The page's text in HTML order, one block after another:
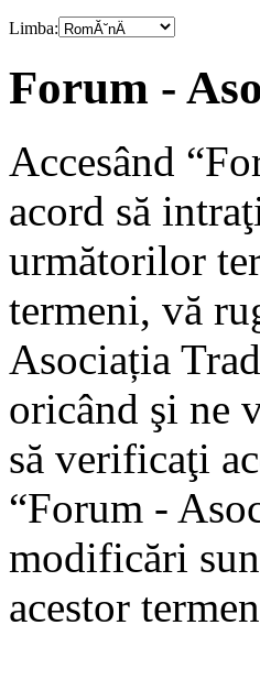
Limba:
Forum -
Accesând
acord să
următorilor
termeni, vă
Asociația
oricând şi ne
să verificaţi
“Forum -
modificări
acestor